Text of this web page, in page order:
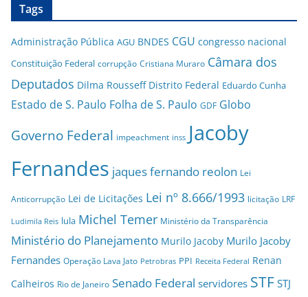
Tags
Administração Pública AGU BNDES CGU congresso nacional
Constituição Federal corrupção Cristiana Muraro Câmara dos
Deputados Dilma Rousseff Distrito Federal Eduardo Cunha
Estado de S. Paulo Folha de S. Paulo GDF Globo
Governo Federal impeachment inss Jacoby
Fernandes jaques fernando reolon Lei
Anticorrupção Lei de Licitações Lei nº 8.666/1993 licitação LRF
Ludimila Reis lula Michel Temer Ministério da Transparência
Ministério do Planejamento Murilo Jacoby Murilo Jacoby
Fernandes Operação Lava Jato Petrobras PPI Receita Federal Renan
Calheiros Rio de Janeiro Senado Federal servidores STF STJ